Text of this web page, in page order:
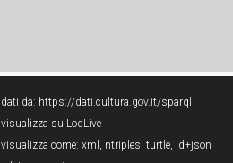
dati da: https://dati.cultura.gov.it/sparql
visualizza su LodLive
visualizza come: xml , ntriples, turtle, ld+json